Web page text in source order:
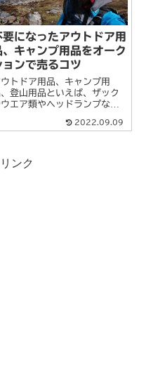
要になったアウトドア用
、キャンプ用品をオーク
ョンで売るコツ
トドア用品、キャンプ用
登山用品といえば、ザック
エア類やヘッドランプなど
の身を守ってくれる道具なだ
、さらに上質な道具が欲し
なるし、アウトド>続きを読む
2022.09.09
ンク